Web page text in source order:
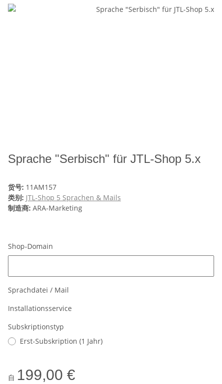
Sprache "Serbisch" für JTL-Shop 5.x
货号: 11AM157
类别: JTL-Shop 5 Sprachen & Mails
制造商: ARA-Marketing
Shop-Domain
Sprachdatei / Mail
Installationsservice
Subskriptionstyp
Erst-Subskription (1 Jahr)
自 199,00 €